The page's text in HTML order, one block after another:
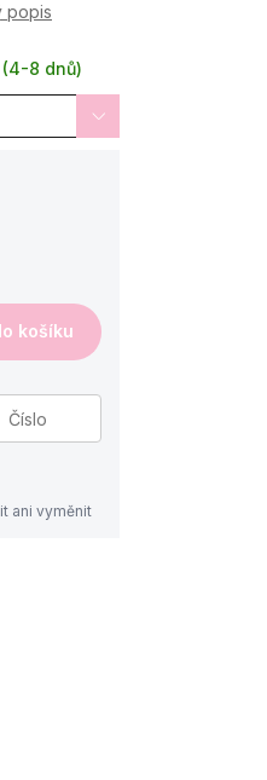
popis
8 dnů)
košíku
ani vyměnit